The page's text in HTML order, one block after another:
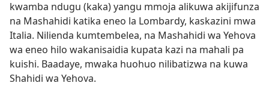
kwamba ndugu (kaka) yangu mmoja alikuwa akijifunza
na Mashahidi katika eneo la Lombardy, kaskazini mwa
Italia. Nilienda kumtembelea, na Mashahidi wa Yehova
wa eneo hilo wakanisaidia kupata kazi na mahali pa
kuishi. Baadaye, mwaka huohuo nilibatizwa na kuwa
Shahidi wa Yehova.